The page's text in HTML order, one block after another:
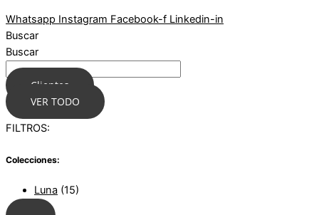
Whatsapp Instagram Facebook-f Linkedin-in
Buscar
Buscar
Clientes
VER TODO
FILTROS:
Colecciones:
Luna (15)